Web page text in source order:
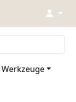
↓
Werkzeuge